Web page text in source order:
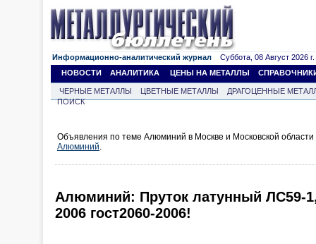
Информационно-аналитический журнал Суббота, 08 Август 2026 г.
НОВОСТИ
АНАЛИТИКА ЦЕНЫ НА МЕТАЛЛЫ
ЧЕРНЫЕ МЕТАЛЛЫ ЦВЕТНЫЕ МЕТАЛЛЫ
ДРАГОЦЕННЫЕ
ПОИСК
Объявления по теме Алюминий в Москве и Московской
Алюминий.
Алюминий: Пруток латунный ЛС59-
2006 гост2060-2006!